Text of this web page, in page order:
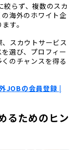
絞らず、複数のスカ
海外のホワイト企
す。
スカウトサービス
選び、プロフィー
のチャンスを得る
JOBの会員登録 |
るためのヒン